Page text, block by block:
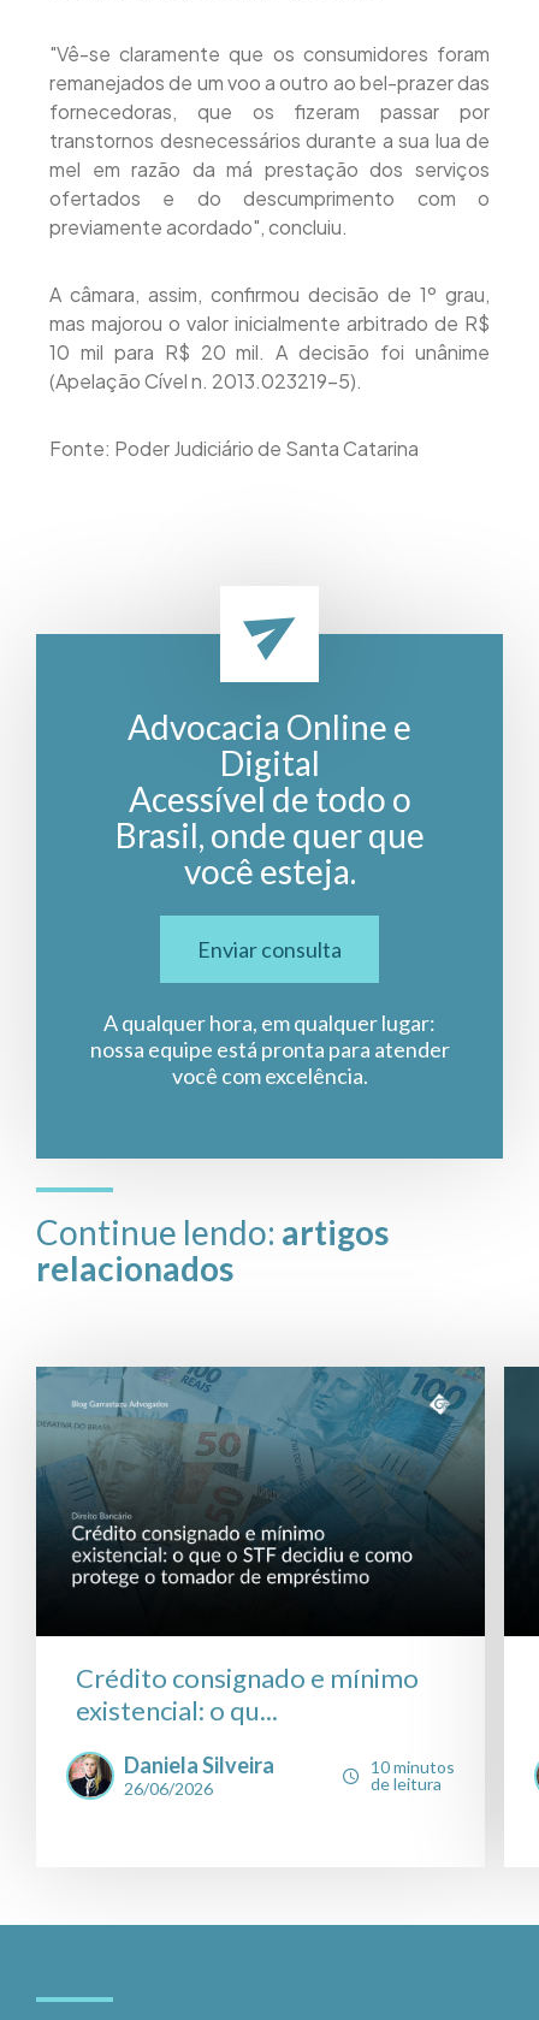
"Vê-se claramente que os consumidores foram
remanejados de um voo a outro ao bel-prazer das
fornecedoras, que os fizeram passar por
transtornos desnecessários durante a sua lua de
mel em razão da má prestação dos serviços
ofertados e do descumprimento com o
previamente acordado", concluiu.
A câmara, assim, confirmou decisão de 1º grau,
mas majorou o valor inicialmente arbitrado de R$
10 mil para R$ 20 mil. A decisão foi unânime
(Apelação Cível n. 2013.023219-5).
Fonte: Poder Judiciário de Santa Catarina
Advocacia Online e
Digital
Acessível de todo o
Brasil, onde quer que
você esteja.
Enviar consulta
A qualquer hora, em qualquer lugar:
nossa equipe está pronta para atender
você com excelência.
Continue lendo: artigos
relacionados
Crédito consignado e mínimo
existencial: o qu...
Daniela Silveira
26/06/2026
10 minutos
de leitura